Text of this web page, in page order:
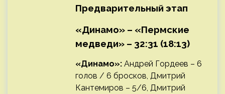
Предварительный этап
«Динамо» – «Пермские
медведи» – 32:31 (18:13)
«Динамо»: Андрей Гордеев – 6
голов / 6 бросков, Дмитрий
Кантемиров – 5/6, Дмитрий